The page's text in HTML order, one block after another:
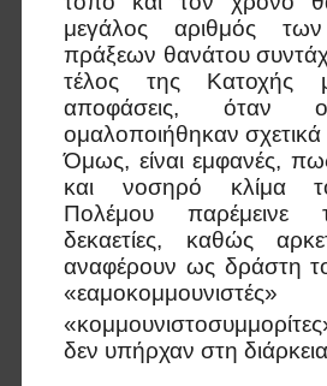
μεγάλος αριθμός των
πράξεων θανάτου
τέλος της Κατοχής
αποφάσεις, όταν
ομαλοποιήθηκαν
Όμως, είναι εμφανές,
και νοσηρό κλίμα
Πολέμου παρέμεινε
δεκαετίες, καθώς
αναφέρουν ως δράστη
δεν υπήρχαν στη